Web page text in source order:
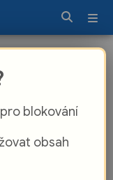
blokování
obsah